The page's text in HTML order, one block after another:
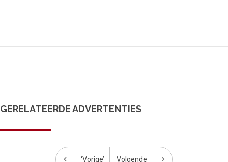
GERELATEERDE ADVERTENTIES
‘Vorige’ Volgende